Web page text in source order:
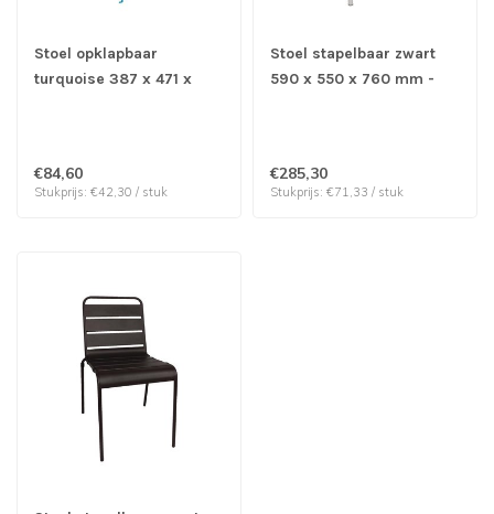
Stoel opklapbaar
turquoise 387 x 471 x
€84,60
Stukprijs: €42,30 / stuk
Stoel stapelbaar zwart
590 x 550 x 760 mm -
€285,30
Stukprijs: €71,33 / stuk